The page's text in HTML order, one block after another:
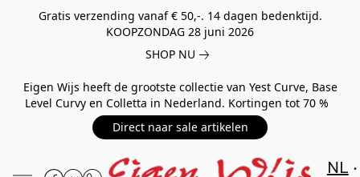
Gratis verzending vanaf € 50,-. 14 dagen bedenktijd.
KOOPZONDAG 28 juni 2026
SHOP NU
Eigen Wijs heeft de grootste collectie van Yest Curve, Base
Level Curvy en Colletta in Nederland. Kortingen tot 70 %
Direct naar sale artikelen
NL